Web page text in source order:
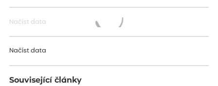
Načíst data
Načíst data
Související články